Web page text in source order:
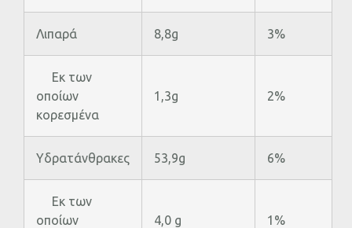
Λιπαρά 8,8g 3%
Εκ των
οποίων
κορεσµένα
1,3g 2%
Υδρατάνθρακες 53,9g 6%
Εκ των
οποίων
4,0 g 1%